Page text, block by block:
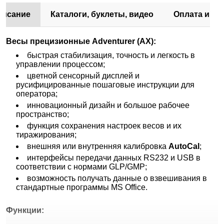
Каталоги, буклеты, видео Оплата и
Весы прецизионные Adventurer (AX):
быстрая стабилизация, точность и легкость в
управлении процессом;
цветной сенсорный дисплей и
русифицированные пошаговые инструкции для
оператора;
инновационный дизайн и большое рабочее
пространство;
функция сохранения настроек весов и их
тиражирования;
внешняя или внутренняя калибровка AutoCal ;
интерфейсы передачи данных RS232 и USB в
соответствии с нормами GLP/GMP;
возможность получать данные о взвешивания в
стандартные программы MS Office.
Функции: